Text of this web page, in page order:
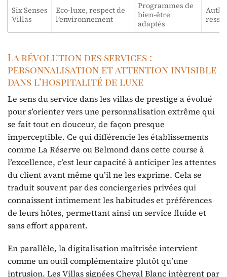
Six Senses
Villas
Eco-luxe, respect de
l’environnement
Programmes de
bien-être
adaptés
La révolution des services :
personnalisation et attention invisible
dans l’hospitalité de luxe
Le sens du service dans les villas de prestige a évolué
pour s’orienter vers une personnalisation extrême qui
se fait tout en douceur, de façon presque
imperceptible. Ce qui différencie les établissements
comme La Réserve ou Belmond dans cette course à
l’excellence, c’est leur capacité à anticiper les attentes
du client avant même qu’il ne les exprime. Cela se
traduit souvent par des conciergeries privées qui
connaissent intimement les habitudes et préférences
de leurs hôtes, permettant ainsi un service fluide et
sans effort apparent.
En parallèle, la digitalisation maîtrisée intervient
comme un outil complémentaire plutôt qu’une
intrusion. Les Villas signées Cheval Blanc intègrent par